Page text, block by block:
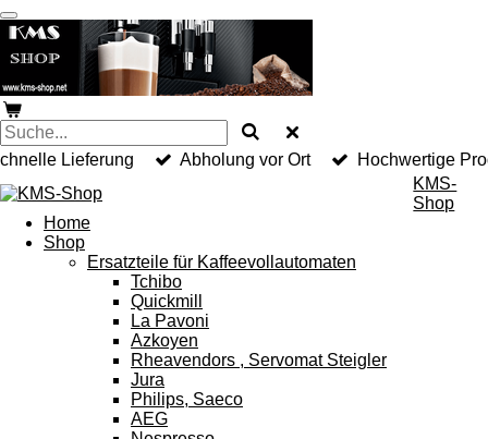
Zum
Hauptinhalt
springen
Lieferung Abholung vor Ort
Hochwertige
KMS-
Shop
Home
Shop
Ersatzteile für Kaffeevollautomaten
Tchibo
Quickmill
La Pavoni
Azkoyen
Rheavendors , Servomat Steigler
Jura
Philips, Saeco
AEG